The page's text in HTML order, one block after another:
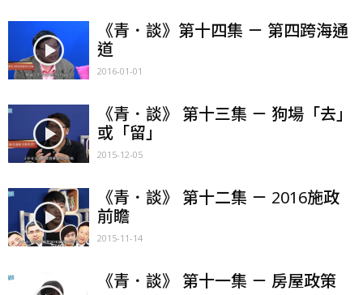
《青．談》第十四集 － 第四跨海通
道
2016-01-01
《青．談》 第十三集 － 狗場「去」
或「留」
2015-12-05
《青．談》 第十二集 － 2016施政
前瞻
2015-11-14
《青．談》 第十一集 － 房屋政策